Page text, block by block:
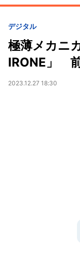
デジタル
極薄メカニ
IRONE」
2023.12.27 18:30